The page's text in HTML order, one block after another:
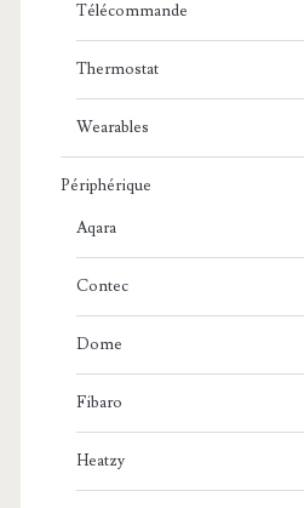
Télécommande
Thermostat
Wearables
Périphérique
Aqara
Contec
Dome
Fibaro
Heatzy